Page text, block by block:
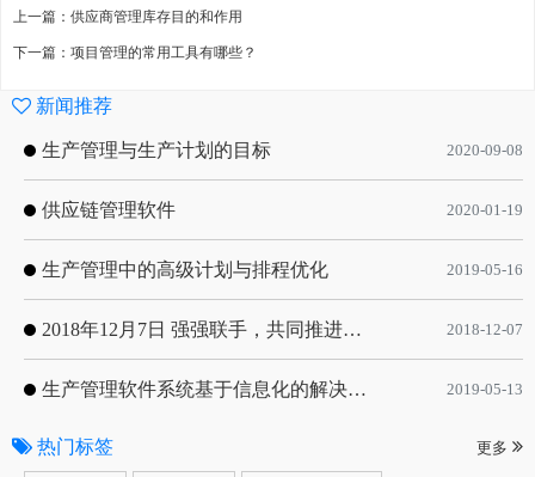
上一篇：供应商管理库存目的和作用
下一篇：项目管理的常用工具有哪些？
新闻推荐
生产管理与生产计划的目标 2020-09-08
供应链管理软件 2020-01-19
生产管理中的高级计划与排程优化 2019-05-16
2018年12月7日 强强联手，共同推进电子器件领域APS应用典范 风华高科生产自动化工业互联网应用项目-APS项目启动会 2018-12-07
生产管理软件系统基于信息化的解决方案 2019-05-13
热门标签 更多